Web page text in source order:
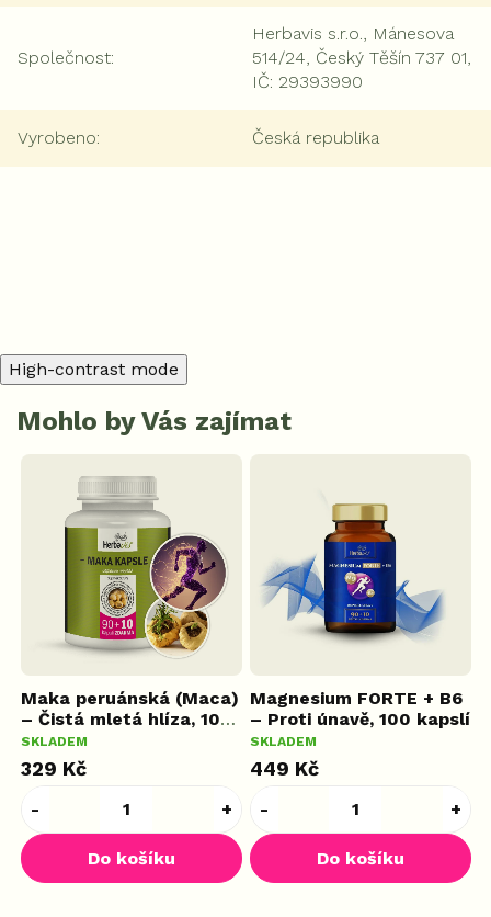
Společnost:
Herbavis s.r.o., Mánesova
514/24, Český Těšín 737 01,
IČ: 29393990
Vyrobeno: Česká republika
High-contrast mode
Mohlo by Vás zajímat
Maka peruánská (Maca)
– Čistá mletá hlíza, 100
kapslí
SKLADEM
329 Kč
Magnesium FORTE + B6
– Proti únavě, 100 kapslí
SKLADEM
449 Kč